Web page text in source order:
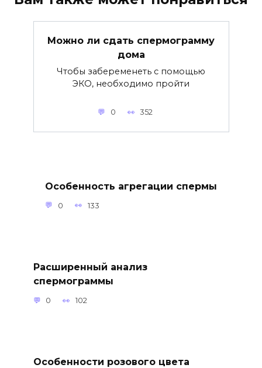
Можно ли сдать спермограмму
дома
Чтобы забеременеть с помощью
ЭКО, необходимо пройти
0 352
Особенность агрегации спермы
0 133
Расширенный анализ
спермограммы
0 102
Особенности розового цвета